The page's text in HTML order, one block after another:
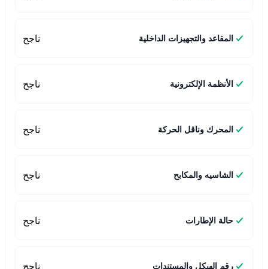
المقاعد والتجهيزات الداخلية ناجح
الأنظمة الإلكترونية ناجح
المحرك وناقل الحركة ناجح
الشاسيه والمكابح ناجح
حالة الإطارات ناجح
رقم الهيكل والمستندات ناجح